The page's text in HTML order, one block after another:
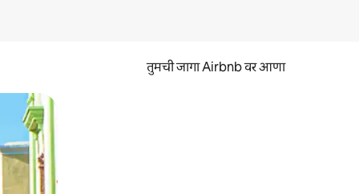
तुमची जागा Airbnb वर आणा